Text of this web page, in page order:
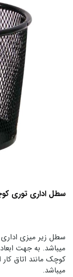
سطل اداری توری
سطل زیر میزی
میباشد. به جهت
کوچک مانند اتاق
میباشد.